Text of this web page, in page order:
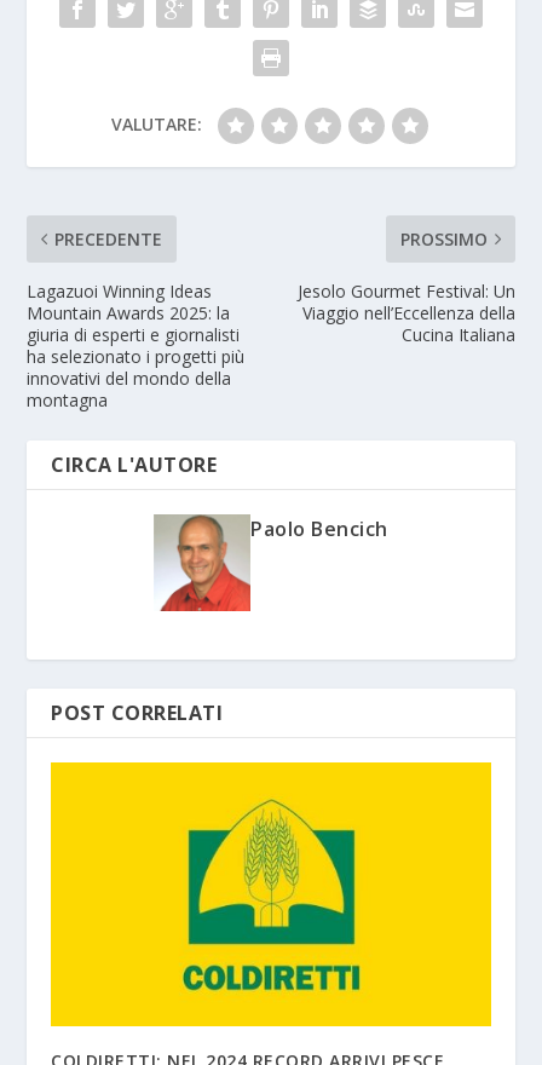
VALUTARE:
PRECEDENTE
Lagazuoi Winning Ideas
Mountain Awards 2025: la
giuria di esperti e giornalisti
ha selezionato i progetti più
innovativi del mondo della
montagna
PROSSIMO
Jesolo Gourmet Festival: Un
Viaggio nell’Eccellenza della
Cucina Italiana
CIRCA L'AUTORE
Paolo Bencich
POST CORRELATI
COLDIRETTI: NEL 2024 RECORD ARRIVI PESCE